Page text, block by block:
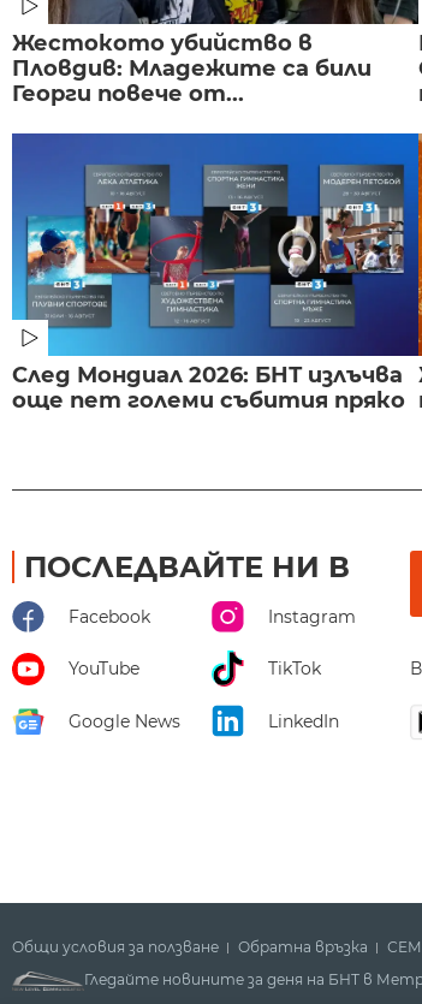
Жестокото убийство в
Пловдив: Младежите са били
Георги повече от...
След Мондиал 2026: БНТ излъчва
още пет големи събития пряко
ПОСЛЕДВАЙТЕ НИ В
Facebook Instagram
YouTube TikTok
Google News LinkedIn
Общи условия за ползване Обратна връзка СЕМ
Гледайте новините за деня на БНТ в